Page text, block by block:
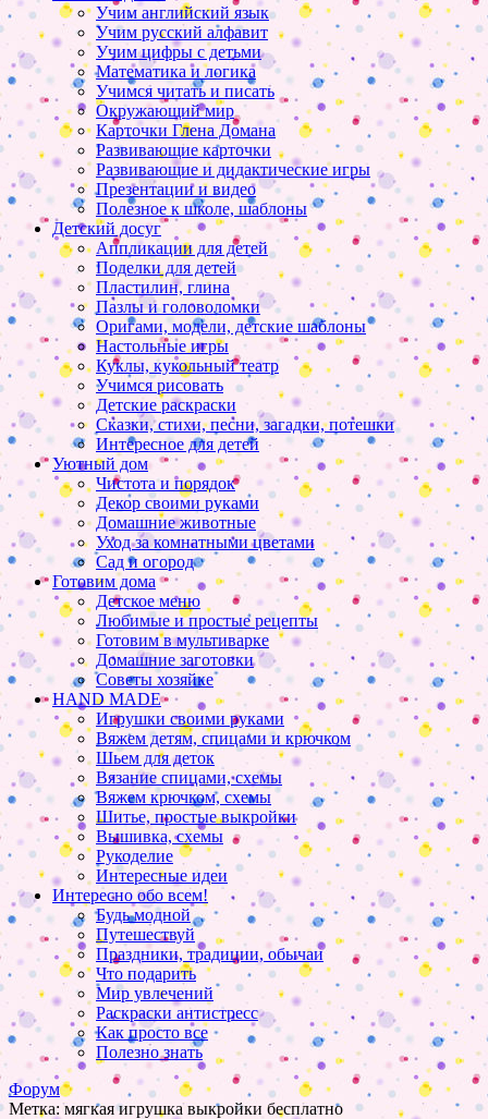
Учим английский язык
Учим русский алфавит
Учим цифры с детьми
Математика и логика
Учимся читать и писать
Окружающий мир
Карточки Глена Домана
Развивающие карточки
Развивающие и дидактические игры
Презентации и видео
Полезное к школе, шаблоны
Детский досуг
Аппликации для детей
Поделки для детей
Пластилин, глина
Пазлы и головоломки
Оригами, модели, детские шаблоны
Настольные игры
Куклы, кукольный театр
Учимся рисовать
Детские раскраски
Сказки, стихи, песни, загадки, потешки
Интересное для детей
Уютный дом
Чистота и порядок
Декор своими руками
Домашние животные
Уход за комнатными цветами
Сад и огород
Готовим дома
Детское меню
Любимые и простые рецепты
Готовим в мультиварке
Домашние заготовки
Советы хозяйке
HAND MADE
Игрушки своими руками
Вяжем детям, спицами и крючком
Шьем для деток
Вязание спицами, схемы
Вяжем крючком, схемы
Шитье, простые выкройки
Вышивка, схемы
Рукоделие
Интересные идеи
Интересно обо всем!
Будь модной
Путешествуй
Праздники, традиции, обычаи
Что подарить
Мир увлечений
Раскраски антистресс
Как просто все
Полезно знать
Форум
Метка:мягкая игрушка выкройки бесплатно